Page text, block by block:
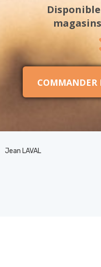
Disponible
magasins
COMMANDER
Jean LAVAL